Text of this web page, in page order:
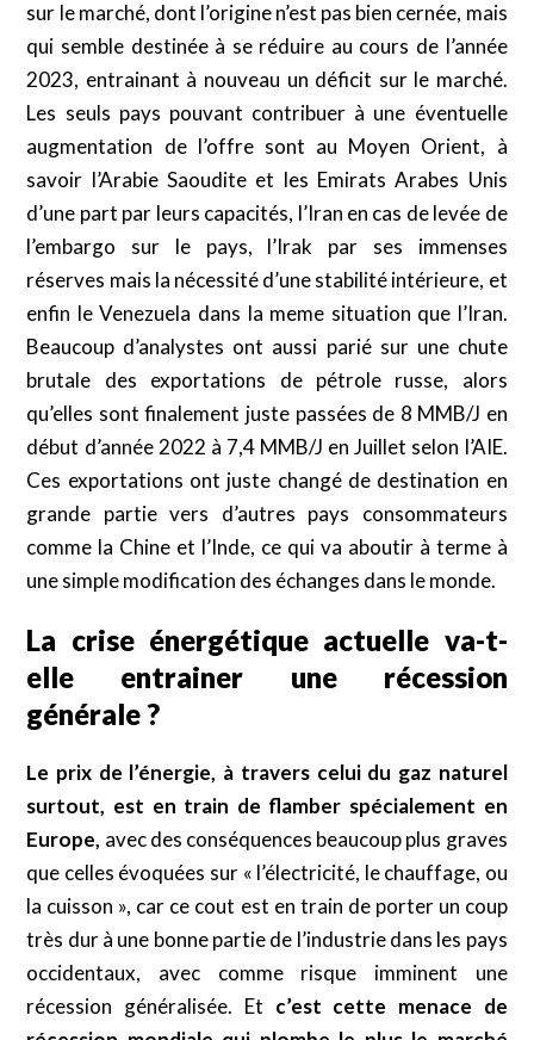
sur le marché, dont l’origine n’est pas bien cernée, mais
qui semble destinée à se réduire au cours de l’année
2023, entrainant à nouveau un déficit sur le marché.
Les seuls pays pouvant contribuer à une éventuelle
augmentation de l’offre sont au Moyen Orient, à
savoir l’Arabie Saoudite et les Emirats Arabes Unis
d’une part par leurs capacités, l’Iran en cas de levée de
l’embargo sur le pays, l’Irak par ses immenses
réserves mais la nécessité d’une stabilité intérieure, et
enfin le Venezuela dans la meme situation que l’Iran.
Beaucoup d’analystes ont aussi parié sur une chute
brutale des exportations de pétrole russe, alors
qu’elles sont finalement juste passées de 8 MMB/J en
début d’année 2022 à 7,4 MMB/J en Juillet selon l’AIE.
Ces exportations ont juste changé de destination en
grande partie vers d’autres pays consommateurs
comme la Chine et l’Inde, ce qui va aboutir à terme à
une simple modification des échanges dans le monde.
La crise énergétique actuelle va-t-
elle entrainer une récession
générale ?
Le prix de l’énergie, à travers celui du gaz naturel
surtout, est en train de flamber spécialement en
Europe, avec des conséquences beaucoup plus graves
que celles évoquées sur « l’électricité, le chauffage, ou
la cuisson », car ce cout est en train de porter un coup
très dur à une bonne partie de l’industrie dans les pays
occidentaux, avec comme risque imminent une
récession généralisée. Et c’est cette menace de